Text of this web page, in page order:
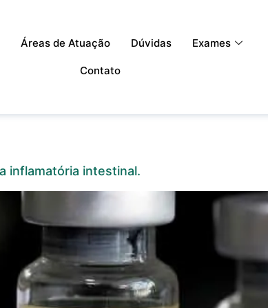
Áreas de Atuação Dúvidas Exames
Contato
inflamatória intestinal.